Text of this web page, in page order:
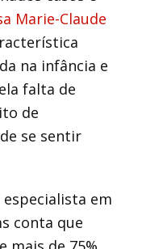
Marie-Claude
na infância e
falta de
de
se sentir
especialista em
conta que